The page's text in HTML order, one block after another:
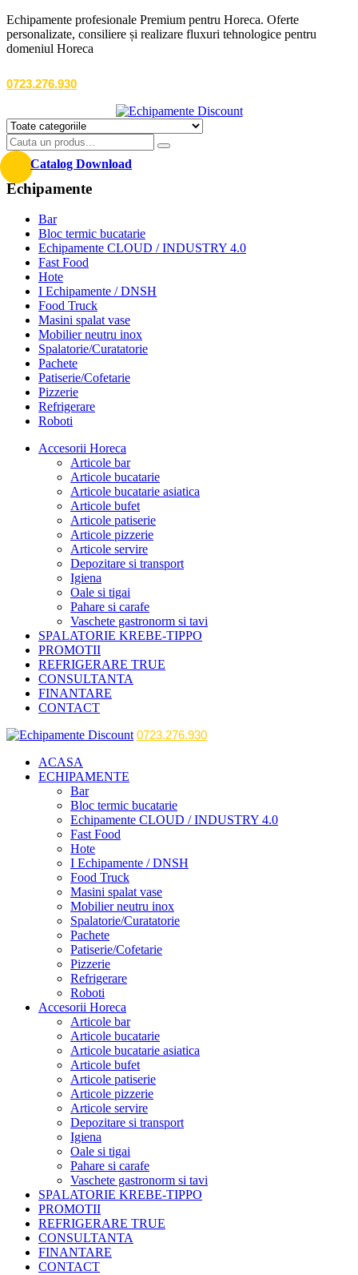
Echipamente profesionale Premium pentru Horeca. Oferte
personalizate, consiliere și realizare fluxuri tehnologice pentru
domeniul Horeca
0723.276.930
Catalog Download
Echipamente
Bar
Bloc termic bucatarie
Echipamente CLOUD / INDUSTRY 4.0
Fast Food
Hote
I Echipamente / DNSH
Food Truck
Masini spalat vase
Mobilier neutru inox
Spalatorie/Curatatorie
Pachete
Patiserie/Cofetarie
Pizzerie
Refrigerare
Roboti
Accesorii Horeca
Articole bar
Articole bucatarie
Articole bucatarie asiatica
Articole bufet
Articole patiserie
Articole pizzerie
Articole servire
Depozitare si transport
Igiena
Oale si tigai
Pahare si carafe
Vaschete gastronorm si tavi
SPALATORIE KREBE-TIPPO
PROMOTII
REFRIGERARE TRUE
CONSULTANTA
FINANTARE
CONTACT
0723.276.930
ACASA
ECHIPAMENTE
Bar
Bloc termic bucatarie
Echipamente CLOUD / INDUSTRY 4.0
Fast Food
Hote
I Echipamente / DNSH
Food Truck
Masini spalat vase
Mobilier neutru inox
Spalatorie/Curatatorie
Pachete
Patiserie/Cofetarie
Pizzerie
Refrigerare
Roboti
Accesorii Horeca
Articole bar
Articole bucatarie
Articole bucatarie asiatica
Articole bufet
Articole patiserie
Articole pizzerie
Articole servire
Depozitare si transport
Igiena
Oale si tigai
Pahare si carafe
Vaschete gastronorm si tavi
SPALATORIE KREBE-TIPPO
PROMOTII
REFRIGERARE TRUE
CONSULTANTA
FINANTARE
CONTACT